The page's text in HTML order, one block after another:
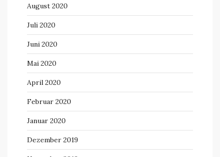
August 2020
Juli 2020
Juni 2020
Mai 2020
April 2020
Februar 2020
Januar 2020
Dezember 2019